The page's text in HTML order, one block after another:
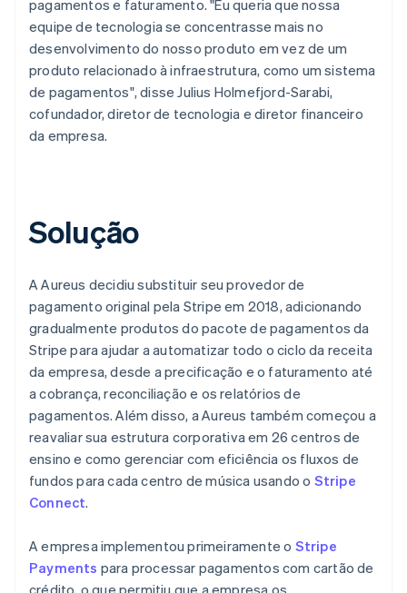
pagamentos e faturamento. "Eu queria que nossa
equipe de tecnologia se concentrasse mais no
desenvolvimento do nosso produto em vez de um
produto relacionado à infraestrutura, como um sistema
de pagamentos", disse Julius Holmefjord-Sarabi,
cofundador, diretor de tecnologia e diretor financeiro
da empresa.
Solução
A Aureus decidiu substituir seu provedor de
pagamento original pela Stripe em 2018, adicionando
gradualmente produtos do pacote de pagamentos da
Stripe para ajudar a automatizar todo o ciclo da receita
da empresa, desde a precificação e o faturamento até
a cobrança, reconciliação e os relatórios de
pagamentos. Além disso, a Aureus também começou a
reavaliar sua estrutura corporativa em 26 centros de
ensino e como gerenciar com eficiência os fluxos de
fundos para cada centro de música usando o Stripe
Connect.
A empresa implementou primeiramente o Stripe
Payments para processar pagamentos com cartão de
crédito, o que permitiu que a empresa os